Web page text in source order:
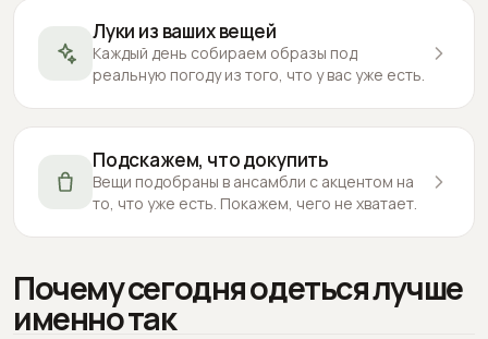
Луки из ваших вещей
Каждый день собираем образы под
реальную погоду из того, что у вас уже есть.
Подскажем, что докупить
Вещи подобраны в ансамбли с акцентом на
то, что уже есть. Покажем, чего не хватает.
Почему сегодня одеться лучше
именно так